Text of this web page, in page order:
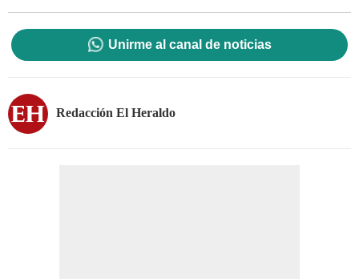
Unirme al canal de noticias
Redacción El Heraldo